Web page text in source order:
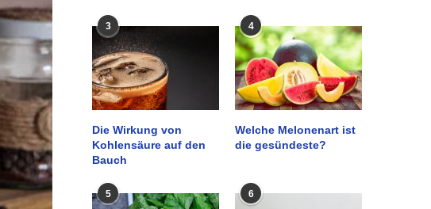
3
Die Wirkung von
Kohlensäure auf den
Bauch
4
Welche Melonenart ist
die gesündeste?
5 6